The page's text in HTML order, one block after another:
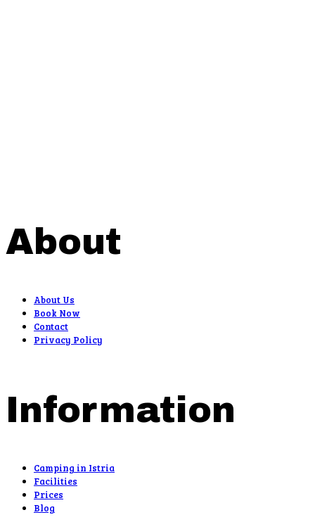
About
About Us
Book Now
Contact
Privacy Policy
Information
Camping in Istria
Facilities
Prices
Blog